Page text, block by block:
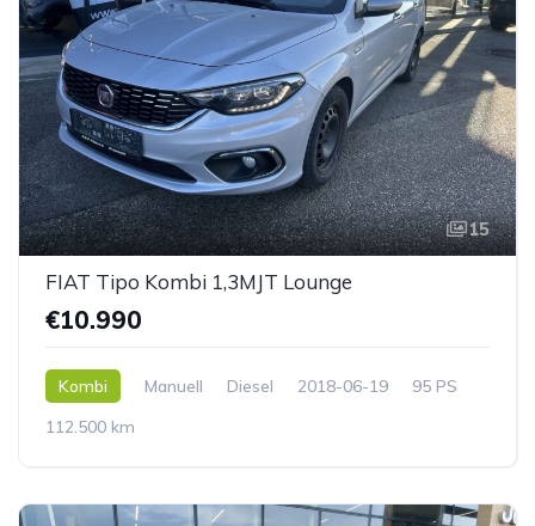
15
FIAT Tipo Kombi 1,3MJT Lounge
€10.990
Kombi Manuell Diesel 2018-06-19
95 PS
112.500 km